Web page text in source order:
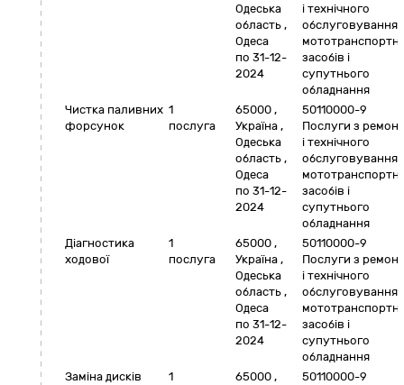
Одеська
область ,
Одеса
по 31-12-
2024
і технічного
обслуговування
засобів і
супутнього
обладнання
Чистка паливних
форсунок
1
послуга
65000 ,
Україна ,
Одеська
область ,
Одеса
по 31-12-
2024
50110000-9
Послуги з
і технічного
обслуговування
засобів і
супутнього
обладнання
Діагностика
ходової
1
послуга
65000 ,
Україна ,
Одеська
область ,
Одеса
по 31-12-
2024
50110000-9
Послуги з
і технічного
обслуговування
засобів і
супутнього
обладнання
Заміна дисків
1
65000 ,
50110000-9